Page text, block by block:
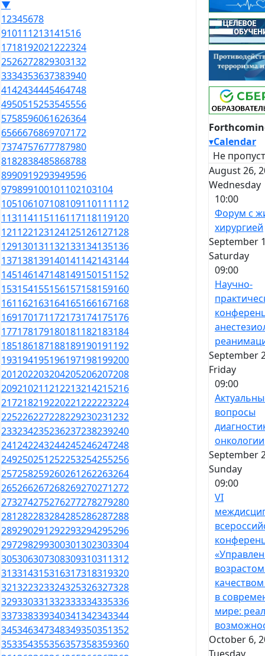
▼
12345678
910111213141516
1718192021222324
2526272829303132
3334353637383940
4142434445464748
4950515253545556
5758596061626364
6566676869707172
7374757677787980
8182838485868788
8990919293949596
979899100101102103104
105106107108109110111112
113114115116117118119120
121122123124125126127128
129130131132133134135136
137138139140141142143144
145146147148149150151152
153154155156157158159160
161162163164165166167168
169170171172173174175176
177178179180181182183184
185186187188189190191192
193194195196197198199200
201202203204205206207208
209210211212213214215216
217218219220221222223224
225226227228229230231232
233234235236237238239240
241242243244245246247248
249250251252253254255256
257258259260261262263264
265266267268269270271272
273274275276277278279280
281282283284285286287288
289290291292293294295296
297298299300301302303304
305306307308309310311312
313314315316317318319320
321322323324325326327328
329330331332333334335336
337338339340341342343344
345346347348349350351352
353354355356357358359360
▾Calendar
Не
August 26,
Wednesday
10:00
Форум с
хирургией
September
Saturday
09:00
Научно-
September
Friday
09:00
вопросы
онкологии
September
Sunday
09:00
VI
в
мире:
October 6,